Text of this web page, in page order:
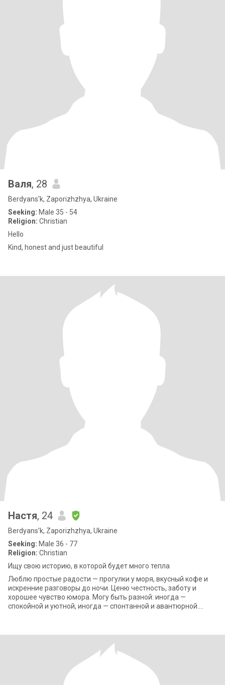
Валя, 28
Berdyans'k, Zaporizhzhya, Ukraine
Seeking: Male 35 - 54
Religion: Christian
Hello
Kind, honest and just beautiful
Настя, 24
Berdyans'k, Zaporizhzhya, Ukraine
Seeking: Male 36 - 77
Religion: Christian
Ищу свою историю, в которой будет много тепла
Люблю простые радости — прогулки у моря, вкусный кофе и
искренние разговоры до ночи. Ценю честность, заботу и
хорошее чувство юмора. Могу быть разной: иногда —
спокойной и уютной, иногда — спонтанной и авантюрной.